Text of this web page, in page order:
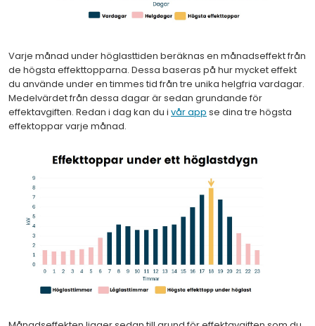
Varje månad under höglasttiden beräknas en månadseffekt från
de högsta effekttopparna. Dessa baseras på hur mycket effekt
du använde under en timmes tid från tre unika helgfria vardagar.
Medelvärdet från dessa dagar är sedan grundande för
effektavgiften. Redan i dag kan du i vår app se dina tre högsta
effektoppar varje månad.